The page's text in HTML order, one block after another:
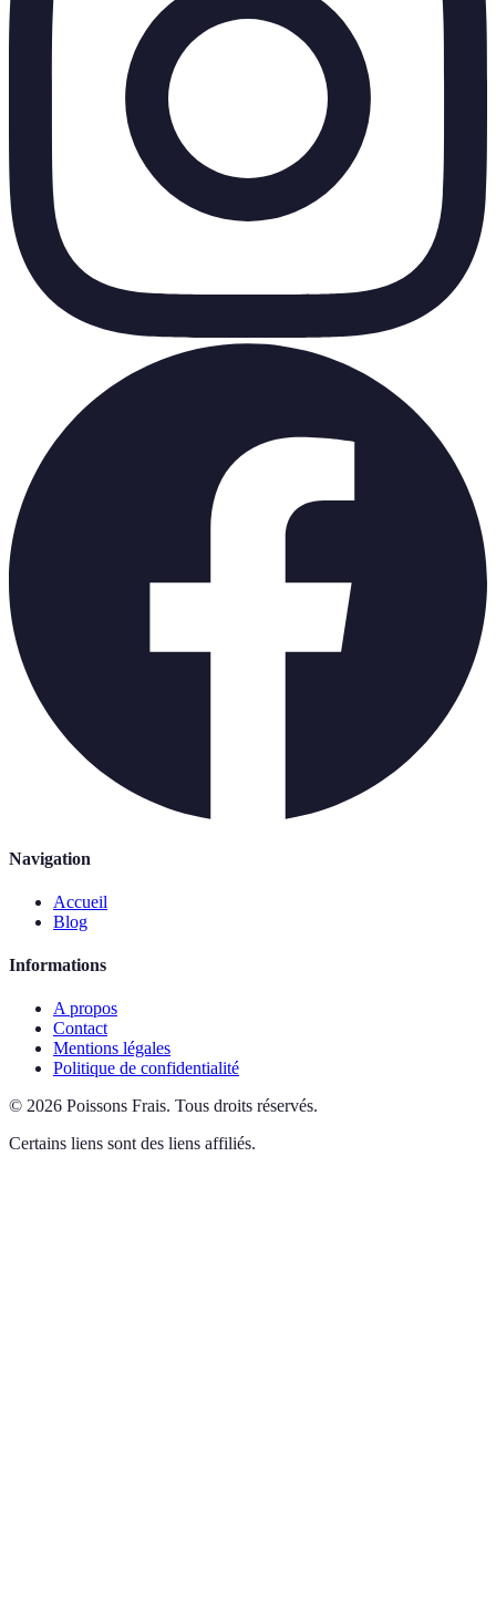
Navigation
Accueil
Blog
Informations
A propos
Contact
Mentions légales
Politique de confidentialité
© 2026 Poissons Frais. Tous droits réservés.
Certains liens sont des liens affiliés.